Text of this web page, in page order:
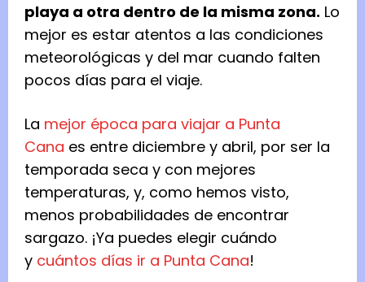
playa a otra dentro de la misma zona. Lo
mejor es estar atentos a las condiciones
meteorológicas y del mar cuando falten
pocos días para el viaje.
La mejor época para viajar a Punta
Cana es entre diciembre y abril, por ser la
temporada seca y con mejores
temperaturas, y, como hemos visto,
menos probabilidades de encontrar
sargazo. ¡Ya puedes elegir cuándo
y cuántos días ir a Punta Cana!